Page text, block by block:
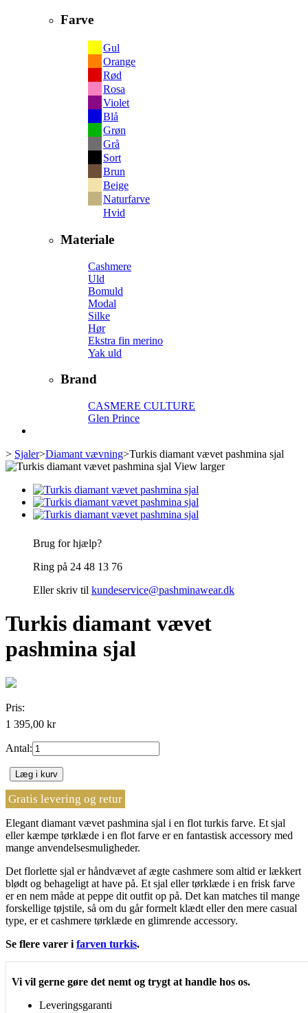
Farve
Gul
Orange
Rød
Rosa
Violet
Blå
Grøn
Grå
Sort
Brun
Beige
Naturfarve
Hvid
Materiale
Cashmere
Uld
Bomuld
Modal
Silke
Hør
Ekstra fin merino
Yak uld
Brand
CASMERE CULTURE
Glen Prince
> Sjaler>Diamant vævning>Turkis diamant vævet pashmina sjal
View larger
Brug for hjælp?
Ring på 24 48 13 76
Eller skriv til kundeservice@pashminawear.dk
Turkis diamant vævet
pashmina sjal
Pris:
1 395,00 kr
Antal:
Læg i kurv
Gratis levering og retur
Elegant diamant vævet pashmina sjal i en flot turkis farve. Et sjal
eller kæmpe tørklæde i en flot farve er en fantastisk accessory med
mange anvendelsesmuligheder.
Det florlette sjal er håndvævet af ægte cashmere som altid er lækkert
blødt og behageligt at have på. Et sjal eller tørklæde i en frisk farve
er en nem måde at peppe dit outfit op på. Det kan matches til mange
forskellige tøjstile, så om du går formelt klædt eller den mere casual
type, er et cashmere tørklæde en glimrende accessory.
Se flere varer i farven turkis.
Vi vil gerne gøre det nemt og trygt at handle hos os.
Leveringsgaranti